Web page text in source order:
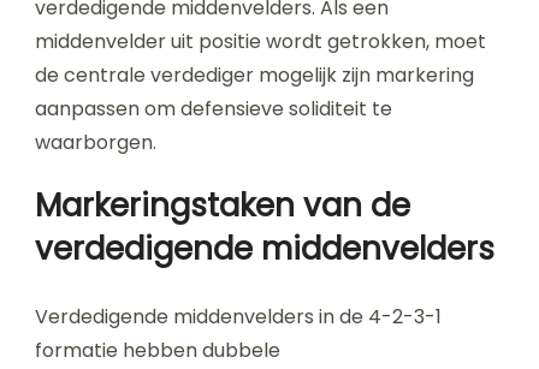
verdedigende middenvelders. Als een
middenvelder uit positie wordt getrokken, moet
de centrale verdediger mogelijk zijn markering
aanpassen om defensieve soliditeit te
waarborgen.
Markeringstaken van de
verdedigende middenvelders
Verdedigende middenvelders in de 4-2-3-1
formatie hebben dubbele